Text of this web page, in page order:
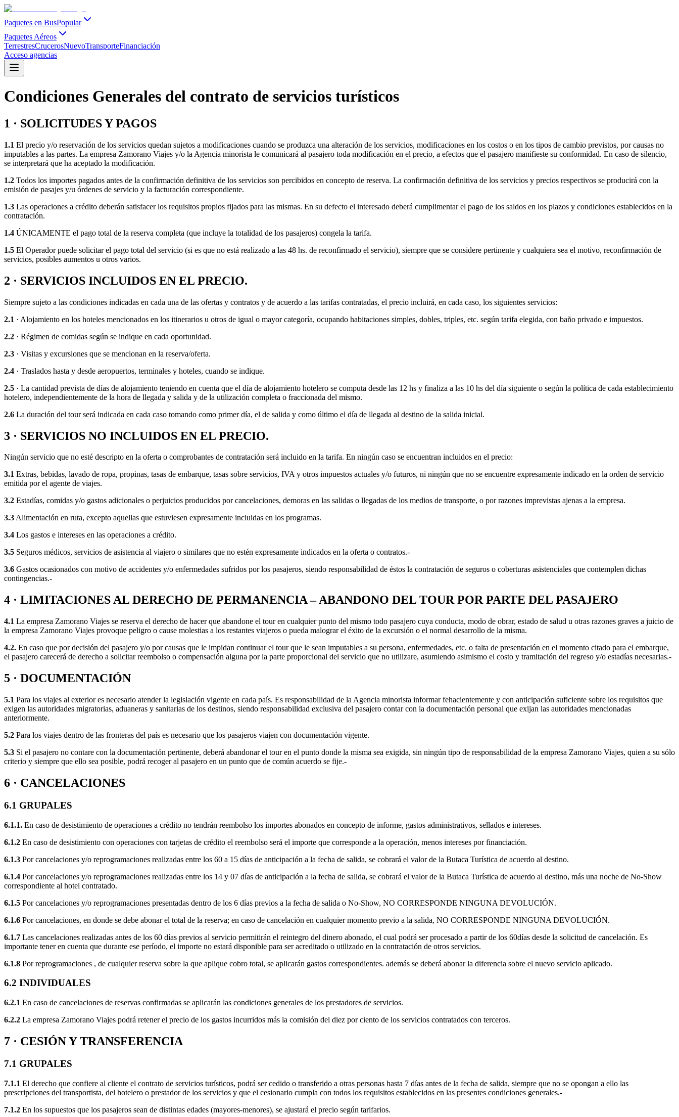
Paquetes en BusPopular
Paquetes Aéreos
TerrestresCrucerosNuevoTransporteFinanciación
Acceso agencias
Condiciones Generales del contrato de servicios turísticos
1 · SOLICITUDES Y PAGOS
1.1 El precio y/o reservación de los servicios quedan sujetos a modificaciones cuando se produzca una alteración de los servicios, modificaciones en los costos o en los tipos de cambio previstos, por causas no
imputables a las partes. La empresa Zamorano Viajes y/o la Agencia minorista le comunicará al pasajero toda modificación en el precio, a efectos que el pasajero manifieste su conformidad. En caso de silencio,
se interpretará que ha aceptado la modificación.
1.2 Todos los importes pagados antes de la confirmación definitiva de los servicios son percibidos en concepto de reserva. La confirmación definitiva de los servicios y precios respectivos se producirá con la
emisión de pasajes y/u órdenes de servicio y la facturación correspondiente.
1.3 Las operaciones a crédito deberán satisfacer los requisitos propios fijados para las mismas. En su defecto el interesado deberá cumplimentar el pago de los saldos en los plazos y condiciones establecidos en la
contratación.
1.4 ÚNICAMENTE el pago total de la reserva completa (que incluye la totalidad de los pasajeros) congela la tarifa.
1.5 El Operador puede solicitar el pago total del servicio (si es que no está realizado a las 48 hs. de reconfirmado el servicio), siempre que se considere pertinente y cualquiera sea el motivo, reconfirmación de
servicios, posibles aumentos u otros varios.
2 · SERVICIOS INCLUIDOS EN EL PRECIO.
Siempre sujeto a las condiciones indicadas en cada una de las ofertas y contratos y de acuerdo a las tarifas contratadas, el precio incluirá, en cada caso, los siguientes servicios:
2.1 · Alojamiento en los hoteles mencionados en los itinerarios u otros de igual o mayor categoría, ocupando habitaciones simples, dobles, triples, etc. según tarifa elegida, con baño privado e impuestos.
2.2 · Régimen de comidas según se indique en cada oportunidad.
2.3 · Visitas y excursiones que se mencionan en la reserva/oferta.
2.4 · Traslados hasta y desde aeropuertos, terminales y hoteles, cuando se indique.
2.5 · La cantidad prevista de días de alojamiento teniendo en cuenta que el día de alojamiento hotelero se computa desde las 12 hs y finaliza a las 10 hs del día siguiente o según la política de cada establecimiento
hotelero, independientemente de la hora de llegada y salida y de la utilización completa o fraccionada del mismo.
2.6 La duración del tour será indicada en cada caso tomando como primer día, el de salida y como último el día de llegada al destino de la salida inicial.
3 · SERVICIOS NO INCLUIDOS EN EL PRECIO.
Ningún servicio que no esté descripto en la oferta o comprobantes de contratación será incluido en la tarifa. En ningún caso se encuentran incluidos en el precio:
3.1 Extras, bebidas, lavado de ropa, propinas, tasas de embarque, tasas sobre servicios, IVA y otros impuestos actuales y/o futuros, ni ningún que no se encuentre expresamente indicado en la orden de servicio
emitida por el agente de viajes.
3.2 Estadías, comidas y/o gastos adicionales o perjuicios producidos por cancelaciones, demoras en las salidas o llegadas de los medios de transporte, o por razones imprevistas ajenas a la empresa.
3.3Alimentación en ruta, excepto aquellas que estuviesen expresamente incluidas en los programas.
3.4 Los gastos e intereses en las operaciones a crédito.
3.5 Seguros médicos, servicios de asistencia al viajero o similares que no estén expresamente indicados en la oferta o contratos.-
3.6 Gastos ocasionados con motivo de accidentes y/o enfermedades sufridos por los pasajeros, siendo responsabilidad de éstos la contratación de seguros o coberturas asistenciales que contemplen dichas
contingencias.-
4 · LIMITACIONES AL DERECHO DE PERMANENCIA – ABANDONO DEL TOUR POR PARTE DEL PASAJERO
4.1 La empresa Zamorano Viajes se reserva el derecho de hacer que abandone el tour en cualquier punto del mismo todo pasajero cuya conducta, modo de obrar, estado de salud u otras razones graves a juicio de
la empresa Zamorano Viajes provoque peligro o cause molestias a los restantes viajeros o pueda malograr el éxito de la excursión o el normal desarrollo de la misma.
4.2. En caso que por decisión del pasajero y/o por causas que le impidan continuar el tour que le sean imputables a su persona, enfermedades, etc. o falta de presentación en el momento citado para el embarque,
el pasajero carecerá de derecho a solicitar reembolso o compensación alguna por la parte proporcional del servicio que no utilizare, asumiendo asimismo el costo y tramitación del regreso y/o estadías necesarias.-
5 · DOCUMENTACIÓN
5.1 Para los viajes al exterior es necesario atender la legislación vigente en cada país. Es responsabilidad de la Agencia minorista informar fehacientemente y con anticipación suficiente sobre los requisitos que
exigen las autoridades migratorias, aduaneras y sanitarias de los destinos, siendo responsabilidad exclusiva del pasajero contar con la documentación personal que exijan las autoridades mencionadas
anteriormente.
5.2 Para los viajes dentro de las fronteras del país es necesario que los pasajeros viajen con documentación vigente.
5.3 Si el pasajero no contare con la documentación pertinente, deberá abandonar el tour en el punto donde la misma sea exigida, sin ningún tipo de responsabilidad de la empresa Zamorano Viajes, quien a su sólo
criterio y siempre que ello sea posible, podrá recoger al pasajero en un punto que de común acuerdo se fije.-
6 · CANCELACIONES
6.1 GRUPALES
6.1.1. En caso de desistimiento de operaciones a crédito no tendrán reembolso los importes abonados en concepto de informe, gastos administrativos, sellados e intereses.
6.1.2 En caso de desistimiento con operaciones con tarjetas de crédito el reembolso será el importe que corresponde a la operación, menos intereses por financiación.
6.1.3 Por cancelaciones y/o reprogramaciones realizadas entre los 60 a 15 días de anticipación a la fecha de salida, se cobrará el valor de la Butaca Turística de acuerdo al destino.
6.1.4 Por cancelaciones y/o reprogramaciones realizadas entre los 14 y 07 días de anticipación a la fecha de salida, se cobrará el valor de la Butaca Turística de acuerdo al destino, más una noche de No-Show
correspondiente al hotel contratado.
6.1.5 Por cancelaciones y/o reprogramaciones presentadas dentro de los 6 días previos a la fecha de salida o No-Show, NO CORRESPONDE NINGUNA DEVOLUCIÓN.
6.1.6 Por cancelaciones, en donde se debe abonar el total de la reserva; en caso de cancelación en cualquier momento previo a la salida, NO CORRESPONDE NINGUNA DEVOLUCIÓN.
6.1.7 Las cancelaciones realizadas antes de los 60 días previos al servicio permitirán el reintegro del dinero abonado, el cual podrá ser procesado a partir de los 60días desde la solicitud de cancelación. Es
importante tener en cuenta que durante ese período, el importe no estará disponible para ser acreditado o utilizado en la contratación de otros servicios.
6.1.8 Por reprogramaciones , de cualquier reserva sobre la que aplique cobro total, se aplicarán gastos correspondientes. además se deberá abonar la diferencia sobre el nuevo servicio aplicado.
6.2 INDIVIDUALES
6.2.1 En caso de cancelaciones de reservas confirmadas se aplicarán las condiciones generales de los prestadores de servicios.
6.2.2 La empresa Zamorano Viajes podrá retener el precio de los gastos incurridos más la comisión del diez por ciento de los servicios contratados con terceros.
7 · CESIÓN Y TRANSFERENCIA
7.1 GRUPALES
7.1.1 El derecho que confiere al cliente el contrato de servicios turísticos, podrá ser cedido o transferido a otras personas hasta 7 días antes de la fecha de salida, siempre que no se opongan a ello las
prescripciones del transportista, del hotelero o prestador de los servicios y que el cesionario cumpla con todos los requisitos establecidos en las presentes condiciones generales.-
7.1.2 En los supuestos que los pasajeros sean de distintas edades (mayores-menores), se ajustará el precio según tarifarios.